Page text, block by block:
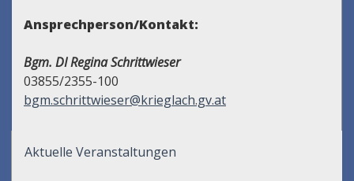
Ansprechperson/Kontakt:
Bgm. DI Regina Schrittwieser
03855/2355-100
bgm.schrittwieser@krieglach.gv.at
Aktuelle Veranstaltungen